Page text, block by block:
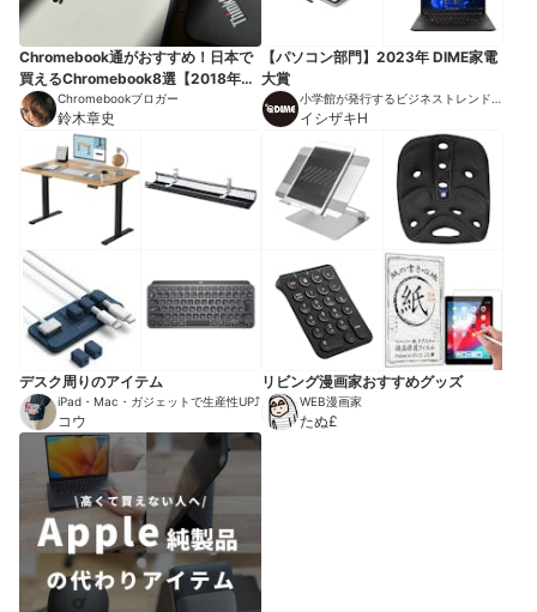
Chromebook通がおすすめ！日本で
買えるChromebook8選【2018年
版】
Chromebookブロガー
鈴木章史
【パソコン部門】2023年 DIME家電
大賞
小学館が発行するビジネストレンドマ
ガジン
イシザキH
デスク周りのアイテム
iPad・Mac・ガジェットで生産性UP⤴︎
コウ
リビング漫画家おすすめグッズ
WEB漫画家
たぬ£